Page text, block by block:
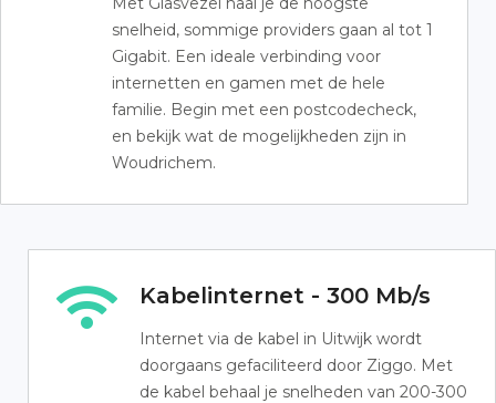
snelheid, sommige providers gaan al tot 1
Gigabit. Een ideale verbinding voor
internetten en gamen met de hele
familie. Begin met een postcodecheck,
en bekijk wat de mogelijkheden zijn in
Woudrichem.
Kabelinternet - 300 Mb/s
Internet via de kabel in Uitwijk wordt
doorgaans gefaciliteerd door Ziggo. Met
de kabel behaal je snelheden van 200-300